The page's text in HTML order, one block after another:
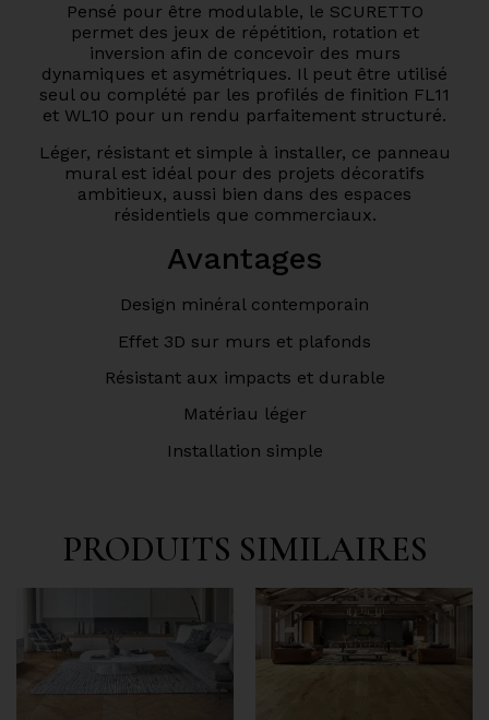
Pensé pour être modulable, le SCURETTO
permet des jeux de répétition, rotation et
inversion afin de concevoir des murs
dynamiques et asymétriques. Il peut être utilisé
seul ou complété par les profilés de finition FL11
et WL10 pour un rendu parfaitement structuré.
Léger, résistant et simple à installer, ce panneau
mural est idéal pour des projets décoratifs
ambitieux, aussi bien dans des espaces
résidentiels que commerciaux.
Avantages
Design minéral contemporain
Effet 3D sur murs et plafonds
Résistant aux impacts et durable
Matériau léger
Installation simple
PRODUITS SIMILAIRES